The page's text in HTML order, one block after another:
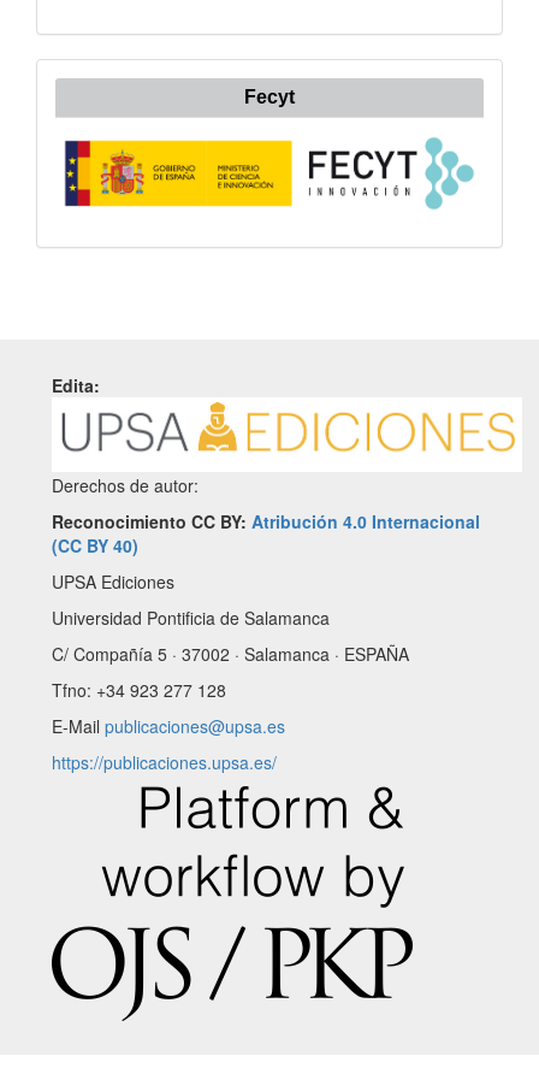
Fecyt
Edita:
Derechos de autor:
Reconocimiento CC BY: Atribución 4.0 Internacional
(CC BY 40)
UPSA Ediciones
Universidad Pontificia de Salamanca
C/ Compañía 5 · 37002 · Salamanca · ESPAÑA
Tfno: +34 923 277 128
E-Mail publicaciones@upsa.es
https://publicaciones.upsa.es/